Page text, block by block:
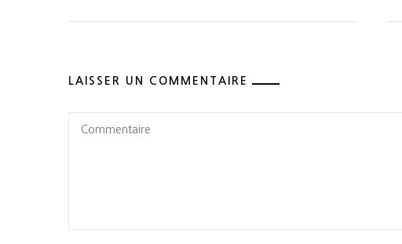
LAISSER UN COMMENTAIRE